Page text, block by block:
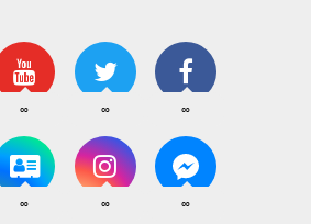
∞
∞
∞
∞
∞
∞